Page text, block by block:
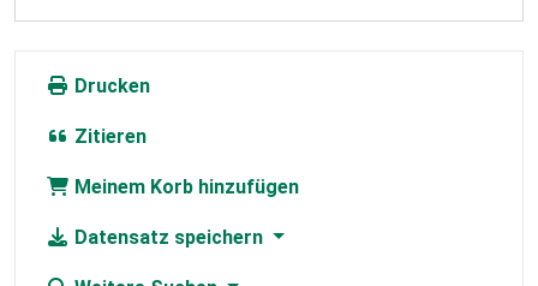
Drucken
Zitieren
Meinem Korb hinzufügen
Datensatz speichern